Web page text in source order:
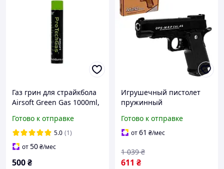
Газ грин для страйкбола
Airsoft Green Gas 1000ml,
Готово к отправке
5.0 (1)
от50₴/мес
500₴
Игрушечный пистолет
пружинный
страйкбола 20 м CYMA
MC-9280
Готово к отправке
от61 ₴/мес
611 ₴
1 039 ₴